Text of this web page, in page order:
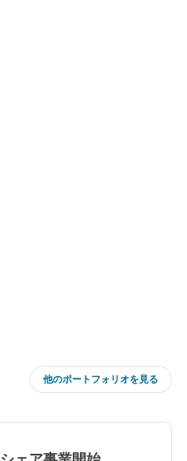
他のポートフォリオを見る